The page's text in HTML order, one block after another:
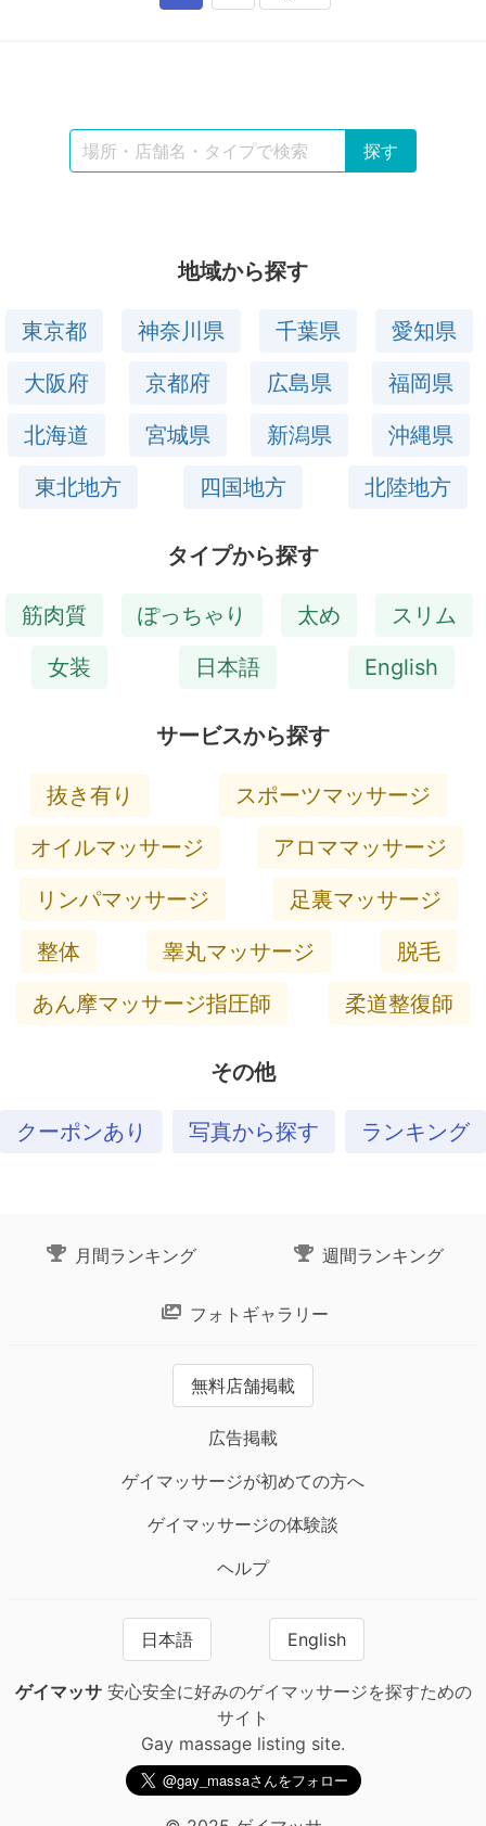
地域から探す
東京都 神奈川県 千葉県
愛知県
大阪府
京都府 広島県
福岡県
北海道
宮城県 新潟県
沖縄県
東北地方
四国地方 北陸地方
タイプから探す
筋肉質 ぽっちゃり 太め
スリム
女装
日本語 English
サービスから探す
抜き有り
スポーツマッサージ
オイルマッサージ
アロママッサージ
リンパマッサージ
足裏マッサージ
整体
睾丸マッサージ
脱毛
あん摩マッサージ指圧師
柔道整復師
その他
クーポンあり 写真から探す ランキング
月間ランキング 週間ランキング
フォトギャラリー
無料店舗掲載
広告掲載
ゲイマッサージが初めての方へ
ゲイマッサージの体験談
ヘルプ
日本語 English
ゲイマッサ安心安全に好みのゲイマッサージを探すための
サイト
Gay massage listing site.